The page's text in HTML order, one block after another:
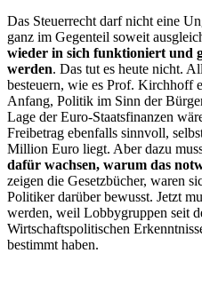
Das Steuerrecht darf nicht eine
ganz im Gegenteil soweit
wieder in sich funktioniert und
werden. Das tut es heute nicht.
besteuern, wie es Prof. Kirchhoff
Anfang, Politik im Sinn der
Lage der Euro-Staatsfinanzen
Freibetrag ebenfalls sinnvoll,
Million Euro liegt. Aber dazu
dafür wachsen, warum das
zeigen die Gesetzbücher, waren
Politiker darüber bewusst. Jetzt
werden, weil Lobbygruppen seit
Wirtschaftspolitischen
bestimmt haben.